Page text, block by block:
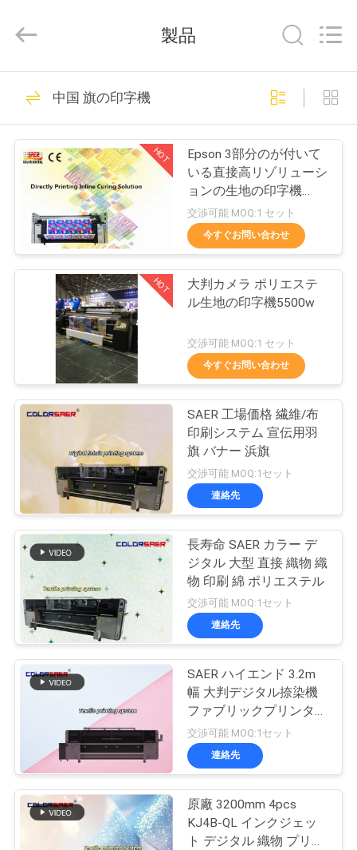
ー
ム
企
報
内
管
2015
Color
Supplier
All
Reserved.
デジタル織物の印
字機
231
デジタル生地の印
字機
176
DTFプリンター
55
UVDTFプリンター
紫外線プリンター
179
製品
中国 旗の印字機
HOT
Epson 3部分のが付いて
いる直接高リゾリューシ
ョンの生地の印字機
4720
交渉可能 MOQ:1 セット
今すぐお問い合わせ
HOT
大判カメラ ポリエステ
ル生地の印字機5500w
交渉可能 MOQ:1 セット
今すぐお問い合わせ
SAER 工場価格 繊維/布
印刷システム 宣伝用羽
旗 バナー 浜旗
交渉可能 MOQ:1セット
連絡先
長寿命 SAER カラー デ
ジタル 大型 直接 織物 織
物 印刷 綿 ポリエステル
交渉可能 MOQ:1セット
連絡先
SAER ハイエンド 3.2m
幅 大判デジタル捺染機
ファブリックプリンター
(4個のKJ4B-QLプリント
ヘッド搭載)
交渉可能 MOQ:1セット
連絡先
原廠 3200mm 4pcs
KJ4B-QL インクジェッ
ト デジタル 織物 プリン